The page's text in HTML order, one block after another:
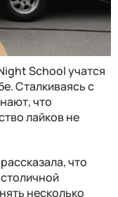
School учатся
Сталкиваясь с
что
лайков не
что
несколько